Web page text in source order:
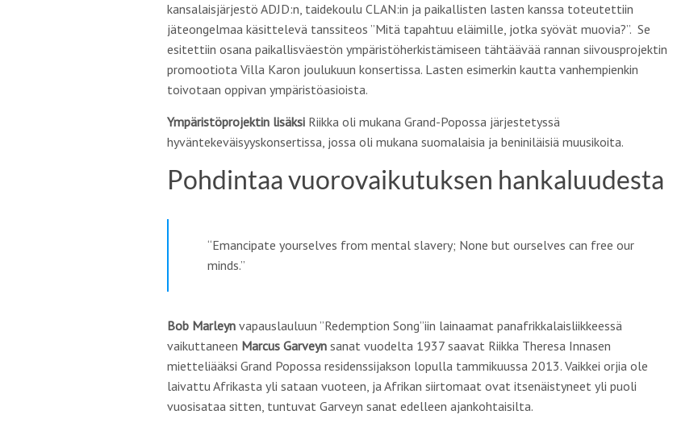
kansalaisjärjestö ADJD:n, taidekoulu CLAN:in ja paikallisten lasten kanssa toteutettiin
jäteongelmaa käsittelevä tanssiteos ”Mitä tapahtuu eläimille, jotka syövät muovia?”. Se
esitettiin osana paikallisväestön ympäristöherkistämiseen tähtäävää rannan siivousprojektin
promootiota Villa Karon joulukuun konsertissa. Lasten esimerkin kautta vanhempienkin
toivotaan oppivan ympäristöasioista.
Ympäristöprojektin lisäksi Riikka oli mukana Grand-Popossa järjestetyssä
hyväntekeväisyyskonsertissa, jossa oli mukana suomalaisia ja beniniläisiä muusikoita.
Pohdintaa vuorovaikutuksen hankaluudesta
“Emancipate yourselves from mental slavery; None but ourselves can free our
minds.”
Bob Marleyn vapauslauluun ”Redemption Song”iin lainaamat panafrikkalaisliikkeessä
vaikuttaneen Marcus Garveyn sanat vuodelta 1937 saavat Riikka Theresa Innasen
mietteliääksi Grand Popossa residenssijakson lopulla tammikuussa 2013. Vaikkei orjia ole
laivattu Afrikasta yli sataan vuoteen, ja Afrikan siirtomaat ovat itsenäistyneet yli puoli
vuosisataa sitten, tuntuvat Garveyn sanat edelleen ajankohtaisilta.